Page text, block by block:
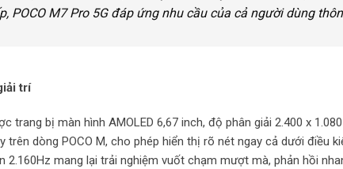
POCO M7 Pro 5G đáp ứng nhu cầu của cả người dùng
trí
trang bị màn hình AMOLED 6,67 inch, độ phân giải 2.400 x
trên dòng POCO M, cho phép hiển thị rõ nét ngay cả dưới điều
2.160Hz mang lại trải nghiệm vuốt chạm mượt mà, phản hồi